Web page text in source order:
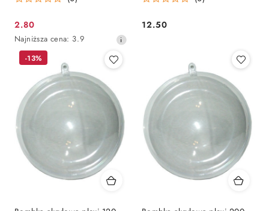
Cena
promocyjna:
2.80
Najniższa
cena
przed
obniżką
Najniższa cena: 3.9
Cena:
12.50
-13%